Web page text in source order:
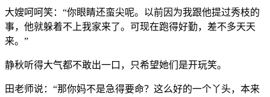
大嫂呵呵笑：“你眼睛还蛮尖呢。以前因为我跟他提过秀枝的
事，他就躲着不上我家来了。可现在跑得好勤，差不多天天
来。”
静秋听得大气都不敢出一口，只希望她们是开玩笑。
田老师说：“那你妈不是急得要命？这么好的一个丫头，本来